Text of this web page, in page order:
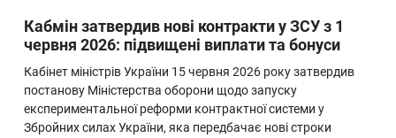
Ukraine
Про нас
Кабмін затвердив нові контракти у ЗСУ з 1
червня 2026: підвищені виплати та бонуси
Кабінет міністрів України 15 червня 2026 року затвердив
постанову Міністерства оборони щодо запуску
експериментальної реформи контрактної системи у
Збройних силах України, яка передбачає нові строки